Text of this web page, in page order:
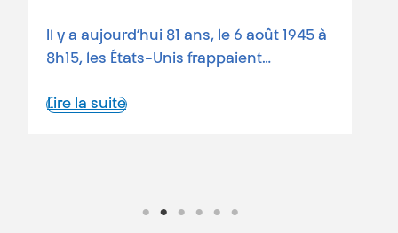
Il y a aujourd’hui 81 ans, le 6 août 1945 à
8h15, les États-Unis frappaient…
Lire la suite